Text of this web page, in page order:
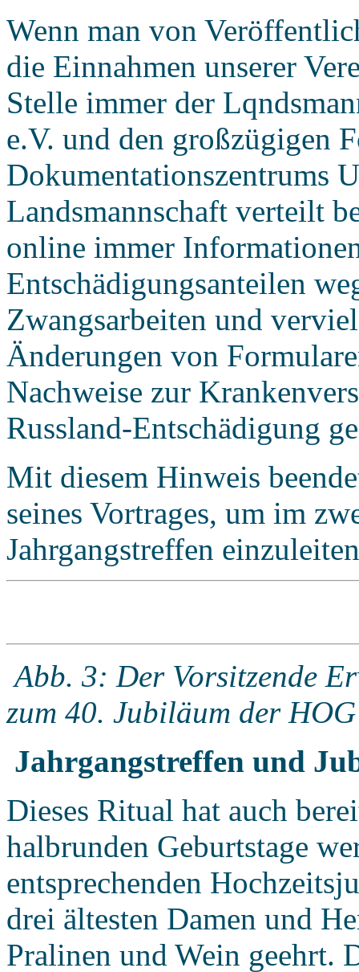
Wenn man von
die Einnahmen unserer
Stelle immer der
e.V. und den großzügigen
Dokumentationszentrums
Landsmannschaft verteilt
online immer
Entschädigungsanteilen
Zwangsarbeiten und
Änderungen von
Nachweise zur
Russland-Entschädigung
Mit diesem Hinweis
seines Vortrages, um im
Jahrgangstreffen
Abb. 3: Der Vorsitzende
zum 40. Jubiläum der HOG
Jahrgangstreffen und
Dieses Ritual hat auch
halbrunden Geburtstage
entsprechenden
drei ältesten Damen und
Pralinen und Wein geehrt.